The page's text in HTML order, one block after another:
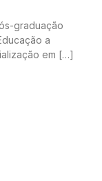
graduação
a
em […]